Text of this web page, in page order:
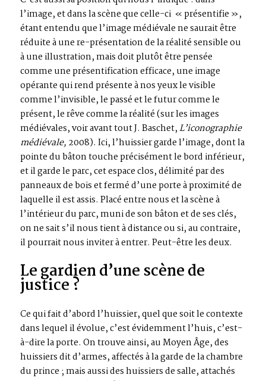
l’image, et dans la scène que celle-ci « présentifie »,
étant entendu que l’image médiévale ne saurait être
réduite à une re-présentation de la réalité sensible ou
à une illustration, mais doit plutôt être pensée
comme une présentification efficace, une image
opérante qui rend présente à nos yeux le visible
comme l’invisible, le passé et le futur comme le
présent, le rêve comme la réalité (sur les images
médiévales, voir avant tout J. Baschet,L’iconographie
médiévale, 2008). Ici, l’huissier garde l’image, dont la
pointe du bâton touche précisément le bord inférieur,
et il garde le parc, cet espace clos, délimité par des
panneaux de bois et fermé d’une porte à proximité de
laquelle il est assis. Placé entre nous et la scène à
l’intérieur du parc, muni de son bâton et de ses clés,
on ne sait s’il nous tient à distance ou si, au contraire,
il pourrait nous inviter à entrer. Peut-être les deux.
Le gardien d’une scène de
justice ?
Ce qui fait d’abord l’huissier, quel que soit le contexte
dans lequel il évolue, c’est évidemment l’huis, c’est-
à-dire la porte. On trouve ainsi, au Moyen Âge, des
huissiers dit d’armes, affectés à la garde de la chambre
du prince ; mais aussi des huissiers de salle, attachés